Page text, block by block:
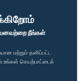
நீங்கள்
மற்றும் தனிப்பட்ட
உங்கள் செயற்பாட்டைக்